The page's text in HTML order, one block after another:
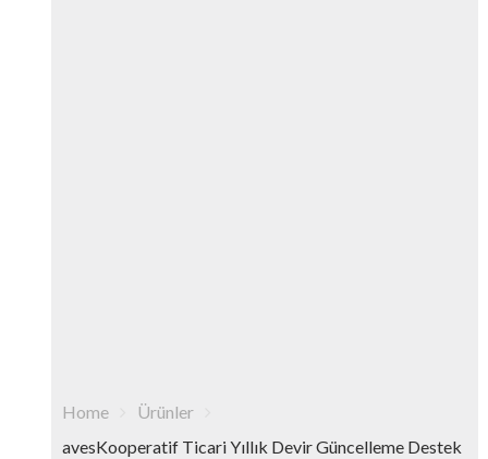
Home
Ürünler
avesKooperatif Ticari Yıllık Devir Güncelleme Destek